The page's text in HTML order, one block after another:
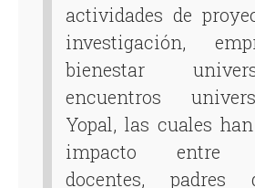
actividades de
investigación,
bienestar
encuentros
Yopal, las cuales
impacto entre
docentes, padres